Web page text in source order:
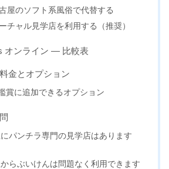
屋のソフト系風俗で代替する
チャル見学店を利用する（推奨）
オンライン — 比較表
金とオプション
賞に追加できるオプション
パンチラ専門の見学店はあります
らぶいけんは問題なく利用できます